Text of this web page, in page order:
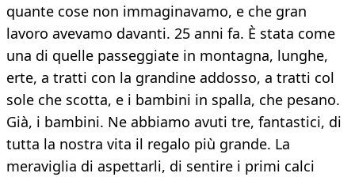
quante cose non immaginavamo, e che gran
lavoro avevamo davanti. 25 anni fa. È stata come
una di quelle passeggiate in montagna, lunghe,
erte, a tratti con la grandine addosso, a tratti col
sole che scotta, e i bambini in spalla, che pesano.
Già, i bambini. Ne abbiamo avuti tre, fantastici, di
tutta la nostra vita il regalo più grande. La
meraviglia di aspettarli, di sentire i primi calci